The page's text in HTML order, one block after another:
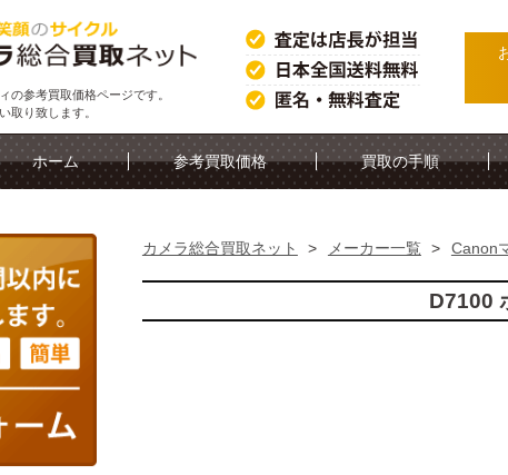
の参考買取価格ページです。
取り致します。
ホーム 参考買取価格 買取の手順
カメラ総合買取ネット > メーカー一覧 > Canon
D7100